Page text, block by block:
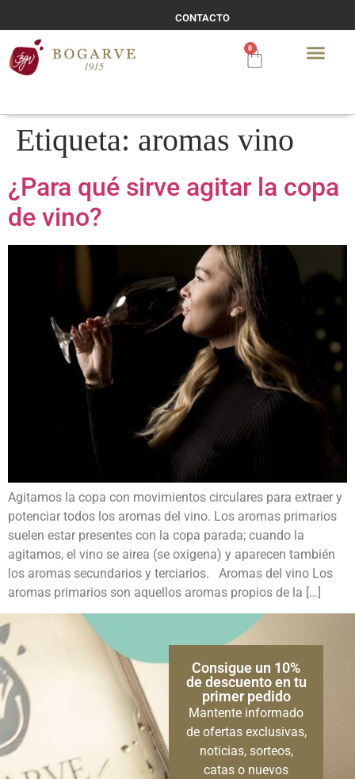
CONTACTO
0
Etiqueta: aromas vino
¿Para qué sirve agitar la copa
de vino?
Agitamos la copa con movimientos circulares para extraer y
potenciar todos los aromas del vino. Los aromas primarios
suelen estar presentes con la copa parada; cuando la
agitamos, el vino se airea (se oxigena) y aparecen también
los aromas secundarios y terciarios. Aromas del vino Los
aromas primarios son aquellos aromas propios de la […]
Consigue un 10%
de descuento en tu
primer pedido
Mantente informado
de ofertas exclusivas,
noticias, sorteos,
catas o nuevos